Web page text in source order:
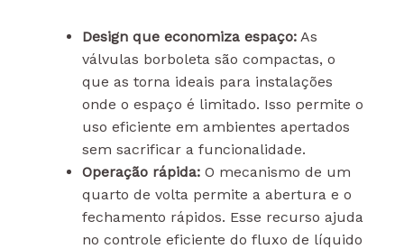
Design que economiza espaço:As
válvulas borboleta são compactas, o
que as torna ideais para instalações
onde o espaço é limitado. Isso permite o
uso eficiente em ambientes apertados
sem sacrificar a funcionalidade.
Operação rápida:O mecanismo de um
quarto de volta permite a abertura e o
fechamento rápidos. Esse recurso ajuda
no controle eficiente do fluxo de líquido